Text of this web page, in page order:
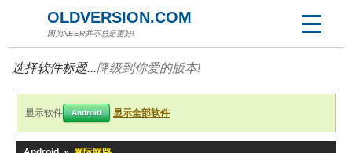
OLDVERSION.COM
因为NEER并不总是更好!
选择软件标题...降级到你爱的版本!
显示软件 Android 显示全部软件